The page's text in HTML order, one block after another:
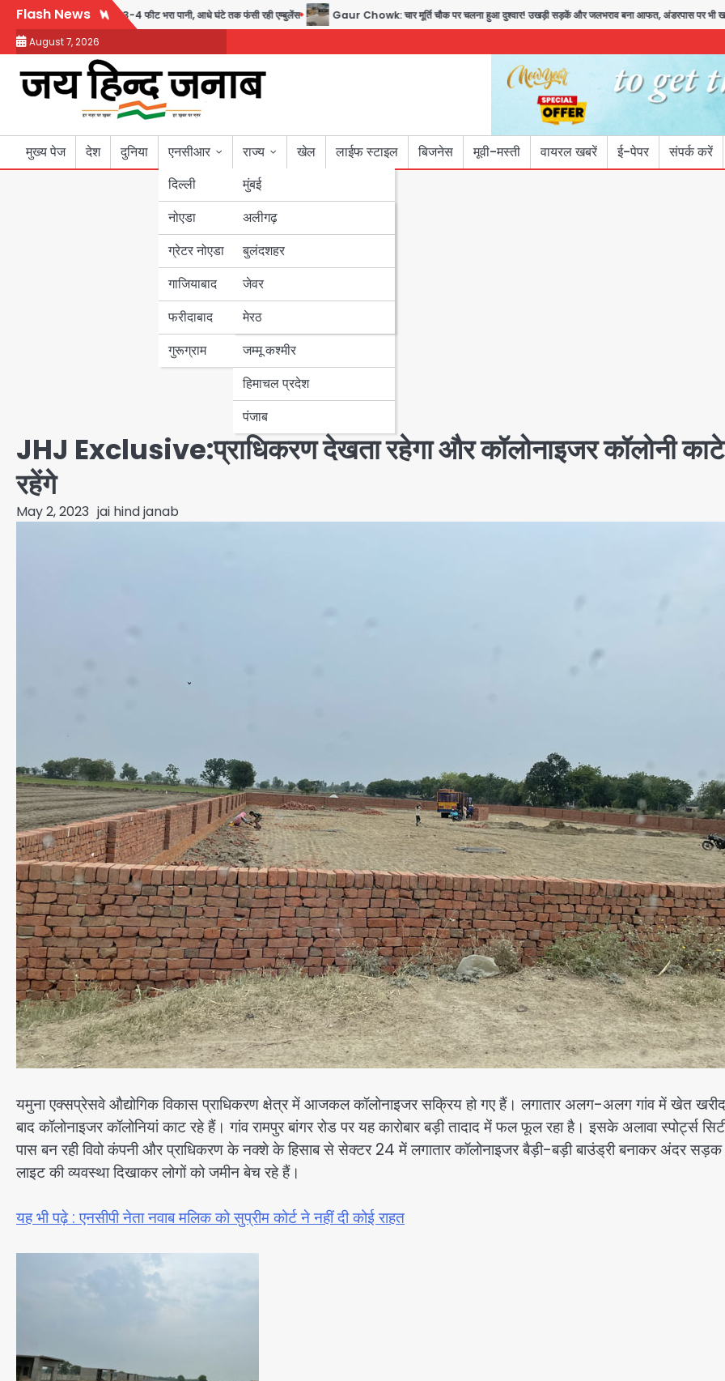
Skip
content
Flash News
95 अंडरपास में 3-4 फीट भरा पानी, आधे घंटे तक फंसी रही एम्बुलेंस Gaur Chowk: चार मूर्ति चौक पर चलना हुआ दुश्वार! उखड़ी सड़कें और जलभराव बना आफत, अंडरपास पर भी खतरा
August 7, 2026
मुख्य पेज देश दुनिया
एनसीआर
दिल्ली
नोएडा
ग्रेटर नोएडा
गाजियाबाद
फरीदाबाद
गुरूग्राम
राज्य
मुंबई
उत्तर प्रदेश
अलीगढ़
बुलंदशहर
जेवर
मेरठ
बिहार
पंजाब
हरियाणा
जम्मू कश्मीर
हिमाचल प्रदेश
पंजाब
खेल लाईफ स्टाइल बिजनेस मूवी-मस्ती वायरल खबरें ई-पेपर संपर्क करें
JHJ Exclusive:प्राधिकरण देखता रहेगा और कॉलोनाइजर कॉलोनी काटे
रहेंगे
May 2, 2023 jai hind janab
यमुना एक्सप्रेसवे औद्योगिक विकास प्राधिकरण क्षेत्र में आजकल कॉलोनाइजर सक्रिय हो गए हैं। लगातार अलग-अलग गांव में खेत
बाद कॉलोनाइजर कॉलोनियां काट रहे हैं। गांव रामपुर बांगर रोड पर यह कारोबार बड़ी तादाद में फल फूल रहा है। इसके अलावा स्पोर्ट्स
पास बन रही विवो कंपनी और प्राधिकरण के नक्शे के हिसाब से सेक्टर 24 में लगातार कॉलोनाइजर बैड़ी-बड़ी बाउंड्री बनाकर अंदर सड़क
लाइट की व्यवस्था दिखाकर लोगों को जमीन बेच रहे हैं।
यह भी पढ़े : एनसीपी नेता नवाब मलिक को सुप्रीम कोर्ट ने नहीं दी कोई राहत